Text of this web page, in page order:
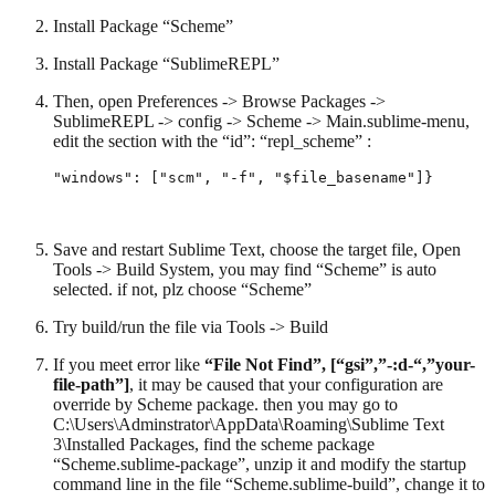
Install Package “Scheme”
Install Package “SublimeREPL”
Then, open Preferences -> Browse Packages ->
SublimeREPL -> config -> Scheme -> Main.sublime-menu,
edit the section with the “id”: “repl_scheme” :
"windows": ["scm", "-f", "$file_basename"]}
Save and restart Sublime Text, choose the target file, Open
Tools -> Build System, you may find “Scheme” is auto
selected. if not, plz choose “Scheme”
Try build/run the file via Tools -> Build
If you meet error like “File Not Find”, [“gsi”,”-:d-“,”your-
file-path”], it may be caused that your configuration are
override by Scheme package. then you may go to
C:\Users\Adminstrator\AppData\Roaming\Sublime Text
3\Installed Packages, find the scheme package
“Scheme.sublime-package”, unzip it and modify the startup
command line in the file “Scheme.sublime-build”, change it to